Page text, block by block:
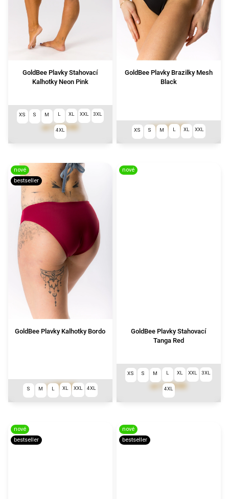
GoldBee Plavky Stahovací
Kalhotky Neon Pink
1 390 Kč
XS S M L XL XXL 3XL
4XL
GoldBee Plavky Brazilky Mesh
Black
od1 290 Kč
XS S M L XL XXL
nové
bestseller
GoldBee Plavky Kalhotky Bordo
od 999 Kč
S M L XL XXL 4XL
nové
GoldBee Plavky Stahovací
Tanga Red
1 290 Kč
XS S M L XL XXL 3XL
4XL
nové
bestseller
nové
bestseller